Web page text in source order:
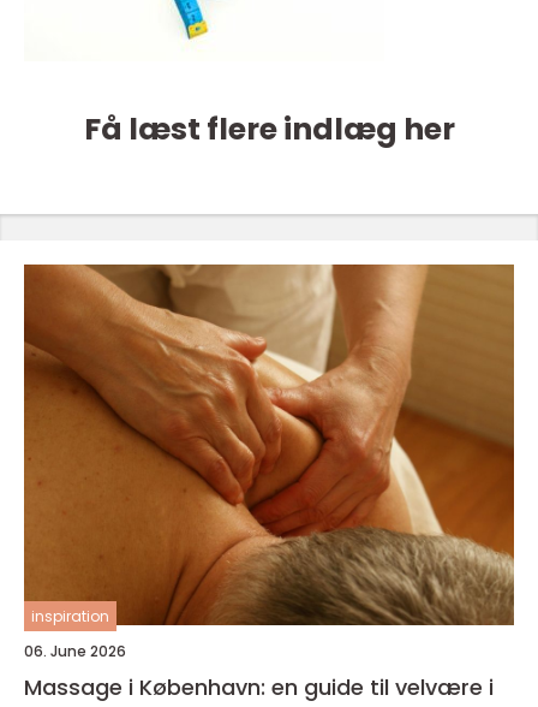
Få læst flere indlæg her
inspiration
06. June 2026
Massage i København: en guide til velvære i